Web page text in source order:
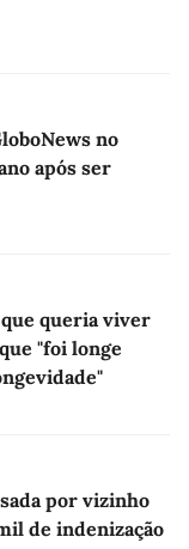
no
após ser
queria viver
"foi longe
por vizinho
de indenização